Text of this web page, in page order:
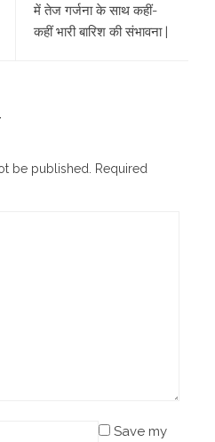
में तेज गर्जना के साथ कहीं-
कहीं भारी बारिश की संभावना |
be published.
Required
Save my